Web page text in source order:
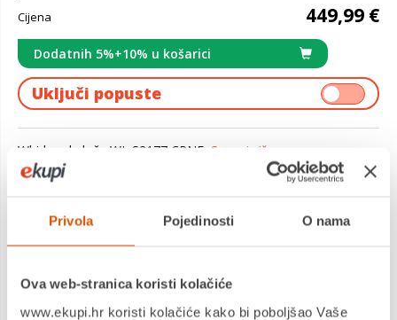
Privola Pojedinosti O nama
Ova web-stranica koristi kolačiće
www.ekupi.hr koristi kolačiće kako bi poboljšao Vaše
Cijena 449,99 €
Dodatnih 5%+10% u košarici
Uključi popuste
Whirlpool ploča WL S2177 CPNE Saznaj više
Jamstvo: 5 god
Platite gotovinom pri preuzimanju, Internet bankarstvom, karticama
jednokratno i na rate